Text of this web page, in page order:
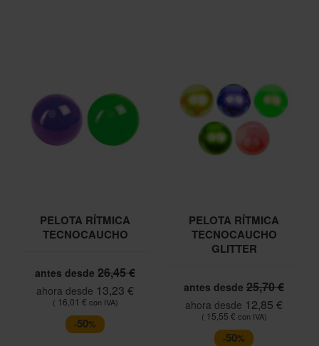
PELOTA RÍTMICA
TECNOCAUCHO
antes desde 26,45 €
ahora desde 13,23 €
16,01 €
-50%
PELOTA RÍTMICA
TECNOCAUCHO
GLITTER
antes desde 25,70 €
ahora desde 12,85 €
15,55 €
-50%